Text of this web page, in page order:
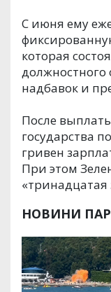
С июня ему
которая
должностного
надбавок и
После
государства
гривен
При этом
«тринадцатая